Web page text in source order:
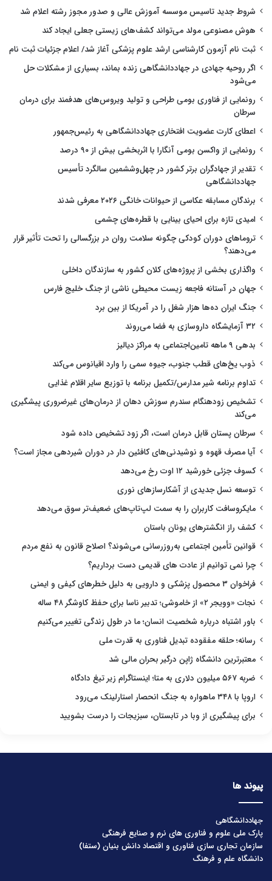
شروط جدید تاسیس موسسه آموزش عالی و صدور مجوز رشته اعلام شد
هوش مصنوعی مولد می‌تواند کشف‌های زیستی جعلی ایجاد کند
ثبت نام آزمون کارشناسی ارشد علوم پزشکی آغاز شد/ اعلام جزئیات ثبت نام
اگر روحیه جهادی در جهاددانشگاهی زنده بماند، بسیاری از مشکلات حل
می‌شود
رونمایی از فناوری بومی طراحی و تولید ویروس‌های هدفمند برای درمان
سرطان
اعطای کارت عضویت افتخاری جهاددانشگاهی به رئیس‌جمهور
رونمایی از واکسن بومی آنگارا با اثربخشی بیش از ۹۰ درصد
تقدیر از جهادگران برتر کشور در چهل‌وششمین سالگرد تأسیس
جهاددانشگاهی
برندگان مسابقه عکاسی از حیوانات خانگی ۲۰۲۶ معرفی شدند
امیدی تازه برای احیای بینایی با قطره‌های چشمی
تروماهای دوران کودکی چگونه سلامت روان در بزرگسالی را تحت تأثیر قرار
می‌دهند؟
واگذاری بخشی از پروژه‌های کلان کشور به سازندگان داخلی
جهان در آستانه فاجعه زیست محیطی ناشی از جنگ خلیج فارس
جنگ ایران ده‌ها هزار شغل را در آمریکا از بین برد
۳۲ آزمایشگاه داروسازی به فضا می‌روند
بدهی ۹ ماهه تامین‌اجتماعی به مراکز دیالیز
ذوب یخ‌های قطب جنوب، جیوه سمی را وارد اقیانوس می‌کند
تداوم برنامه شیر مدارس/تکمیل برنامه با توزیع سایر اقلام غذایی
تشخیص زودهنگام سندرم سوزش دهان از درمان‌های غیرضروری پیشگیری
می‌کند
سرطان پستان قابل درمان است، اگر زود تشخیص داده شود
آیا مصرف قهوه و نوشیدنی‌های کافئین دار در دوران شیردهی مجاز است؟
کسوف جزئی خورشید ۱۲ اوت رخ می‌دهد
توسعه نسل جدیدی از آشکارسازهای نوری
مایکروسافت کاربران را به سمت لپ‌تاپ‌های ضعیف‌تر سوق می‌دهد
کشف راز انگشترهای یونان باستان
قوانین تأمین اجتماعی به‌روزرسانی می‌شوند؟ اصلاح قانون به نفع مردم
چرا نمی توانیم از عادت های قدیمی دست برداریم؟
فراخوان ۳ محصول پزشکی و دارویی به دلیل خطرهای کیفی و ایمنی
نجات «وویجر ۲» از خاموشی؛ تدبیر ناسا برای حفظ کاوشگر ۴۸ ساله
باور اشتباه درباره شخصیت انسان؛ ما در طول زندگی تغییر می‌کنیم
رسانه؛ حلقه مفقوده تبدیل فناوری به قدرت ملی
معتبرترین دانشگاه ژاپن درگیر بحران مالی شد
ضربه ۵۶۷ میلیون دلاری به متا؛ اینستاگرام زیر تیغ دادگاه
اروپا با ۳۴۸ ماهواره به جنگ انحصار استارلینک می‌رود
برای پیشگیری از وبا در تابستان، سبزیجات را درست بشویید
پیوند ها
جهاددانشگاهی
پارک ملی علوم و فناوری های نرم و صنایع فرهنگی
سازمان تجاری سازی فناوری و اقتصاد دانش بنیان (ستفا)
دانشگاه علم و فرهنگ